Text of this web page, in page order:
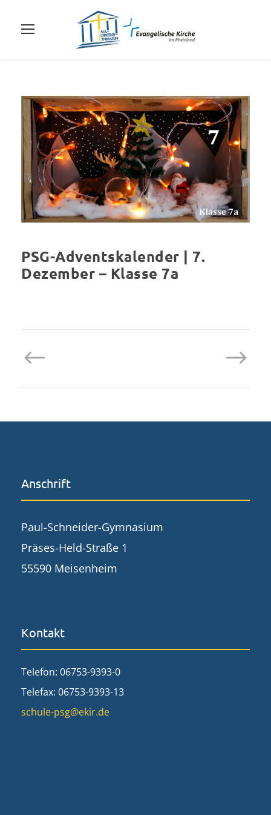
PSG-Adventskalender | 7.
Dezember – Klasse 7a
Anschrift
Paul-Schneider-Gymnasium
Präses-Held-Straße 1
55590 Meisenheim
Kontakt
Telefon: 06753-9393-0
Telefax: 06753-9393-13
schule-psg@ekir.de